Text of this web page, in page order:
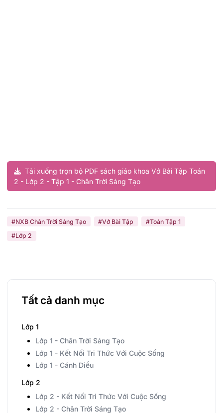
Tải xuống trọn bộ PDF sách giáo khoa Vở Bài Tập Toán
2 - Lớp 2 - Tập 1 - Chân Trời Sáng Tạo
#NXB Chân Trời Sáng Tạo #Vở Bài Tập
#Toán Tập 1
#Lớp 2
Tất cả danh mục
Lớp 1
Lớp 1 - Chân Trời Sáng Tạo
Lớp 1 - Kết Nối Tri Thức Với Cuộc Sống
Lớp 1 - Cánh Diều
Lớp 2
Lớp 2 - Kết Nối Tri Thức Với Cuộc Sống
Lớp 2 - Chân Trời Sáng Tạo